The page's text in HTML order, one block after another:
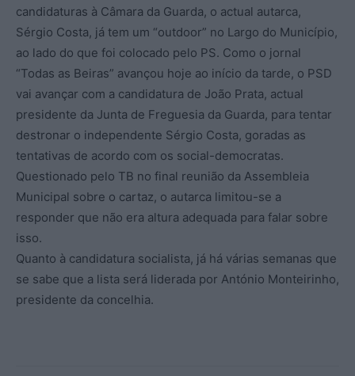
candidaturas à Câmara da Guarda, o actual autarca,
Sérgio Costa, já tem um “outdoor” no Largo do Município,
ao lado do que foi colocado pelo PS. Como o jornal
“Todas as Beiras” avançou hoje ao início da tarde, o PSD
vai avançar com a candidatura de João Prata, actual
presidente da Junta de Freguesia da Guarda, para tentar
destronar o independente Sérgio Costa, goradas as
tentativas de acordo com os social-democratas.
Questionado pelo TB no final reunião da Assembleia
Municipal sobre o cartaz, o autarca limitou-se a
responder que não era altura adequada para falar sobre
isso.
Quanto à candidatura socialista, já há várias semanas que
se sabe que a lista será liderada por António Monteirinho,
presidente da concelhia.